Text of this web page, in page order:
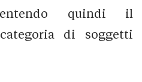
quindi il
di soggetti